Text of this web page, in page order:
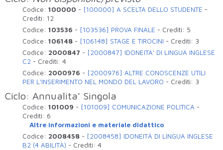
Codice:100000 - [100000] A SCELTA DELLO STUDENTE -
Crediti: 12
Codice:103536 - [103536] PROVA FINALE - Crediti: 5
Codice:106148 - [106148] STAGE E TIROCINI - Crediti: 3
Codice: 2000847 - [2000847] IDONEITA' DI LINGUA INGLESE
C2 - Crediti:4
Codice: 2000976 - [2000976] ALTRE CONOSCENZE UTILI
PER L'INSERIMENTO NEL MONDO DEL LAVORO - Crediti: 3
Ciclo: Annualita' Singola
Codice:101009 - [101009] COMUNICAZIONE POLITICA -
Crediti: 6
Altre informazioni e materiale didattico
Codice: 2008458 - [2008458] IDONEITÀ DI LINGUA INGLESE
B2 (4 ABILITÀ) - Crediti:4